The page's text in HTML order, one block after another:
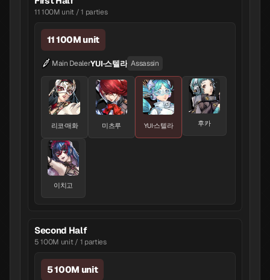
11 100M unit / 1 parties
11 100M unit
Main DealerYUI·스텔라 Assassin
리코·매화 미츠루 YUI·스텔라 후카
이치고
Second Half
5 100M unit / 1 parties
5 100M unit